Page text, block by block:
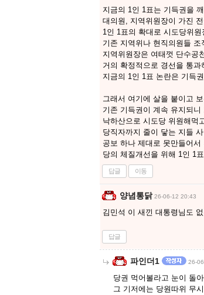
지금의 1인 1표는 기득권을
대의원, 지역위원장이 가진
1인 1표의 확대로 시도당위
기존 지역위나 현직의원들 조
지역위원장은 여태껏 단수공
거의 확정적으로 경선을 통과
지금의 1인 1표 논란은 기득
그래서 여기에 살을 붙이고
기존 기득권이 계속 유지되
낙하산으로 시도당 위원해먹
당직자까지 줄이 닿는 지들
공보 하나 제대로 못만들어
당의 체질개선을 위해 1인 1
답글 이동
양념통닭 26-06-12 20:43
김민석 이 새낀 대통령님도
답글
파인더1 26-
당권 먹어볼라고 눈이 돌
그 기저에는 당원따위 무